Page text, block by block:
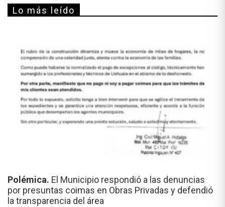
Lo más leído
Polémica. El Municipio respondió a las denuncias
por presuntas coimas en Obras Privadas y defendió
la transparencia del área